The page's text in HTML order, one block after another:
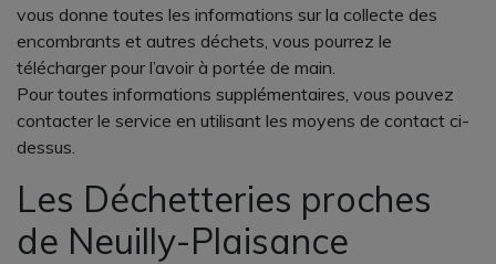
vous donne toutes les informations sur la collecte des
encombrants et autres déchets, vous pourrez le
télécharger pour l’avoir à portée de main.
Pour toutes informations supplémentaires, vous pouvez
contacter le service en utilisant les moyens de contact ci-
dessus.
Les Déchetteries proches
de Neuilly-Plaisance